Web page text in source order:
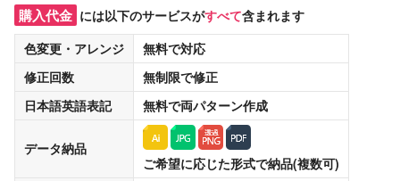
購入代金 には以下のサービスがすべて含まれます
色変更・アレンジ
無料で対応
修正回数
無制限で修正
日本語英語表記
無料で両パターン作成
データ納品
ご希望に応じた形式で納品(複数可)